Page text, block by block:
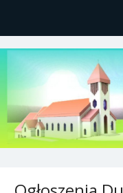
Parafia
Gutkowo, ul.